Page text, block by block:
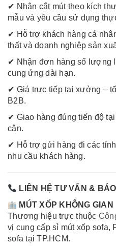
✔ Nhận cắt mút theo kích
mẫu và yêu cầu sử dụng
✔ Hỗ trợ khách hàng cá
thất và doanh nghiệp sản
✔ Nhận đơn hàng số lượng
cung ứng dài hạn.
✔ Giá trực tiếp tại xưởng –
B2B.
✔ Giao hàng đúng tiến độ
cận.
✔ Hỗ trợ gửi hàng đi các
nhu cầu khách hàng.
LIÊN HỆ TƯ VẤN &
MÚT XỐP KHÔNG GIAN
Thương hiệu trực thuộc
vị cung cấp sỉ mút xốp sofa,
sofa tại TP.HCM.